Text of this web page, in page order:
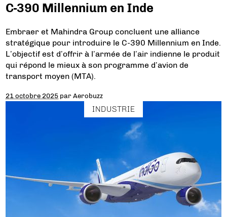
C-390 Millennium en Inde
Embraer et Mahindra Group concluent une alliance
stratégique pour introduire le C-390 Millennium en Inde.
L’objectif est d’offrir à l’armée de l’air indienne le produit
qui répond le mieux à son programme d’avion de
transport moyen (MTA).
21 octobre 2025 parAerobuzz
INDUSTRIE